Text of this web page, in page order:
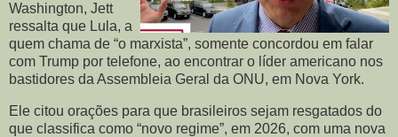
Washington, Jett
ressalta que Lula, a
quem chama de “o marxista”, somente concordou em falar
com Trump por telefone, ao encontrar o líder americano nos
bastidores da Assembleia Geral da ONU, em Nova York.
Ele citou orações para que brasileiros sejam resgatados do
que classifica como “novo regime”, em 2026, com uma nova